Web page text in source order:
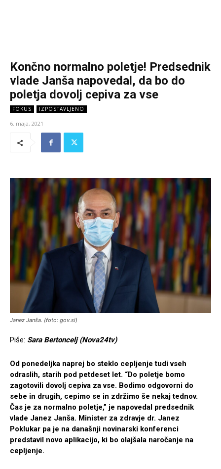
Končno normalno poletje! Predsednik
vlade Janša napovedal, da bo do
poletja dovolj cepiva za vse
FOKUS IZPOSTAVLJENO
6. maja, 2021
Janez Janša. (foto: gov.si)
Piše: Sara Bertoncelj (Nova24tv)
Od ponedeljka naprej bo steklo cepljenje tudi vseh
odraslih, starih pod petdeset let. “Do poletje bomo
zagotovili dovolj cepiva za vse. Bodimo odgovorni do
sebe in drugih, cepimo se in zdržimo še nekaj tednov.
Čas je za normalno poletje,” je napovedal predsednik
vlade Janez Janša. Minister za zdravje dr. Janez
Poklukar pa je na današnji novinarski konferenci
predstavil novo aplikacijo, ki bo olajšala naročanje na
cepljenje.